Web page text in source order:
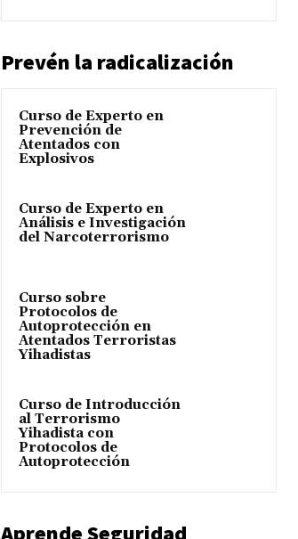
Prevén la radicalización
Curso de Experto en
Prevención de
Atentados con
Explosivos
Curso de Experto en
Análisis e Investigación
del Narcoterrorismo
Curso sobre
Protocolos de
Autoprotección en
Atentados Terroristas
Yihadistas
Curso de Introducción
al Terrorismo
Yihadista con
Protocolos de
Autoprotección
Aprende Seguridad